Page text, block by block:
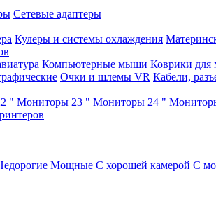
Сетевые адаптеры
Кулеры и системы охлаждения
Компьютерные мыши Коврики
Очки и шлемы VR Кабели,
" Мониторы 23 " Мониторы 24 "
Мощные С хорошей камерой С